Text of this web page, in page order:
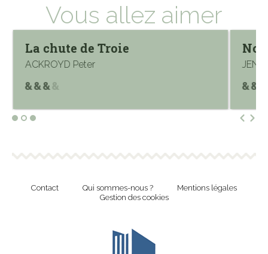
Vous allez aimer
La chute de Troie
ACKROYD Peter
Contact Qui sommes-nous ?
Mentions légales
Gestion des cookies